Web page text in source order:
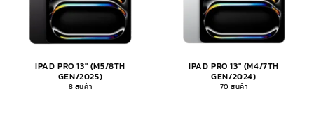
IPAD PRO 13" (M5/8TH
GEN/2025)
8 สินค้า
IPAD PRO 13" (M4/7TH
GEN/2024)
70 สินค้า